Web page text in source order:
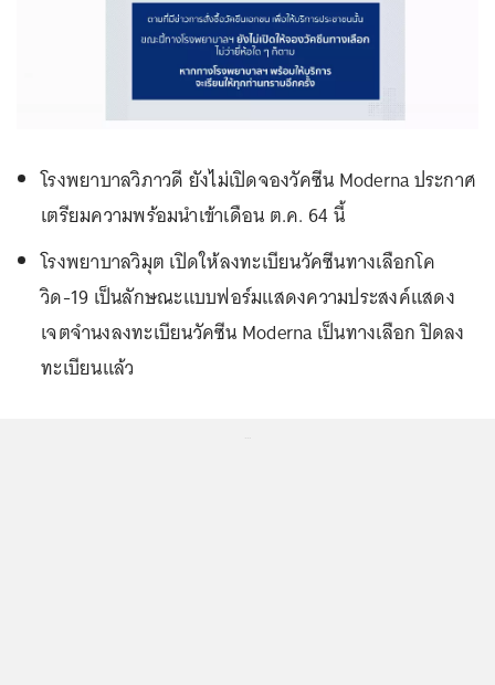
โรงพยาบาลวิภาวดี ยังไม่เปิดจองวัคซีน Moderna ประกาศ
เตรียมความพร้อมนำเข้าเดือน ต.ค. 64 นี้
โรงพยาบาลวิมุต เปิดให้ลงทะเบียนวัคซีนทางเลือกโค
วิด-19 เป็นลักษณะแบบฟอร์มแสดงความประสงค์แสดง
เจตจำนงลงทะเบียนวัคซีน Moderna เป็นทางเลือก ปิดลง
ทะเบียนแล้ว